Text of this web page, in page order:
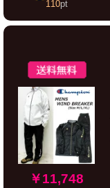
110pt
￥11,748